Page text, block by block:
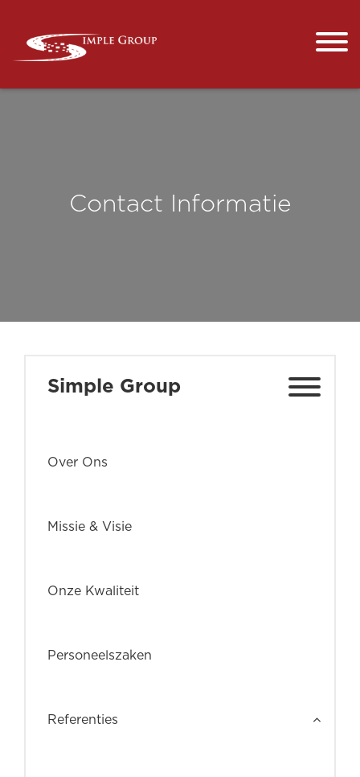
Contact Informatie
Simple Group
Over Ons
Missie & Visie
Onze Kwaliteit
Personeelszaken
Referenties